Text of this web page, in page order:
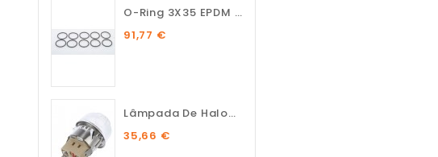
O-Ring 3X35 EPDM 75 SH (10...
91,77 €
Lâmpada De Halogénio...
35,66 €